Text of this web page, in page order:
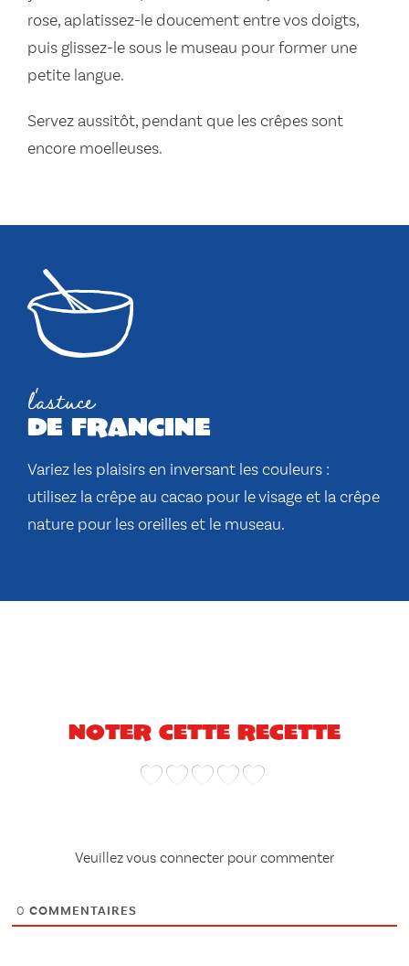
rose, aplatissez-le doucement entre vos doigts,
puis glissez-le sous le museau pour former une
petite langue.
Servez aussitôt, pendant que les crêpes sont
encore moelleuses.
l'astuce
de francine
Variez les plaisirs en inversant les couleurs :
utilisez la crêpe au cacao pour le visage et la crêpe
nature pour les oreilles et le museau.
Noter cette recette
Veuillez vous connecter pour commenter
0 COMMENTAIRES